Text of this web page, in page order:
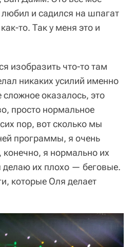
любил и садился на шпагат
то. Так у меня это и
изобразить что-то там
никаких усилий именно
оказалось, это
просто нормальное
пор, вот сколько мы
программы, я очень
конечно, я нормально их
делаю их плохо — беговые.
которые Оля делает